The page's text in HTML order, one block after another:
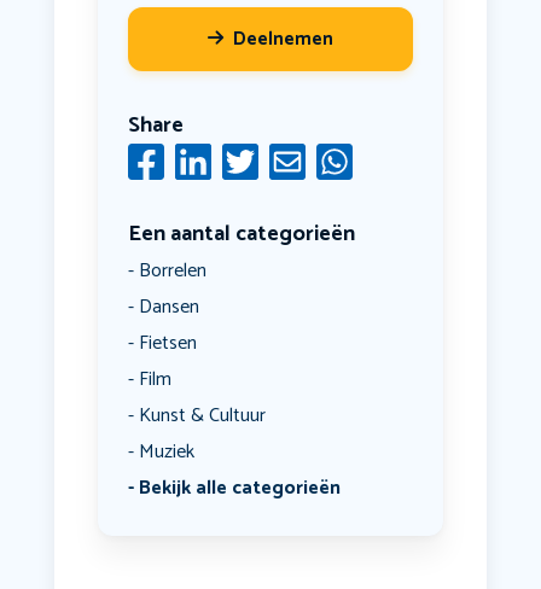
Deelnemen
Share
Een aantal categorieën
Borrelen
Dansen
Fietsen
Film
Kunst & Cultuur
Muziek
Bekijk alle categorieën